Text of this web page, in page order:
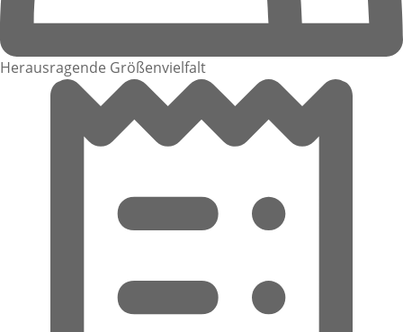
Herausragende Größenvielfalt